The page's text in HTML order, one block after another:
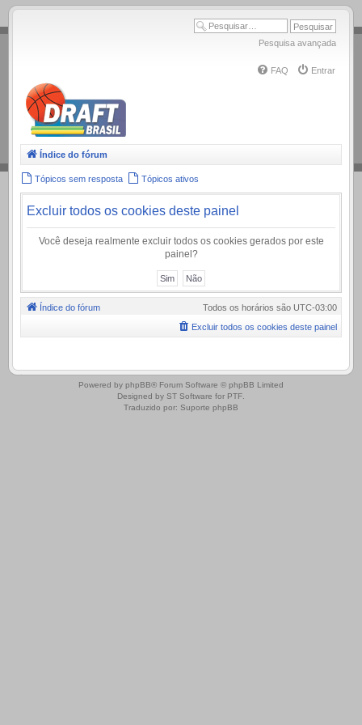
.
Pesquisa avançada
FAQ Entrar
Índice do fórum
Tópicos sem resposta Tópicos ativos
Excluir todos os cookies deste painel
Você deseja realmente excluir todos os cookies gerados por este
painel?
Índice do fórum Todos os horários são UTC-03:00
Excluir todos os cookies deste painel
.
Powered by phpBB® Forum Software © phpBB Limited
Designed by ST Software for PTF
Traduzido por: Suporte phpBB